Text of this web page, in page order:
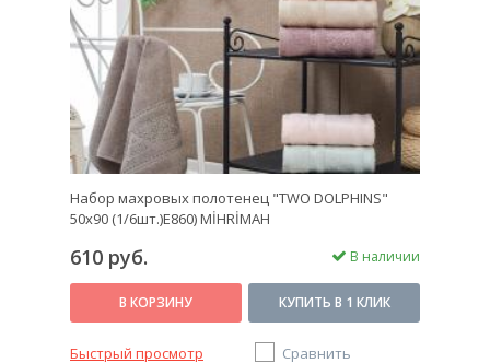
Набор махровых полотенец "TWO DOLPHINS"
50х90 (1/6шт.)E860) MİHRİMAH
610 руб. В наличии
В КОРЗИНУ КУПИТЬ В 1 КЛИК
Быстрый просмотр Сравнить